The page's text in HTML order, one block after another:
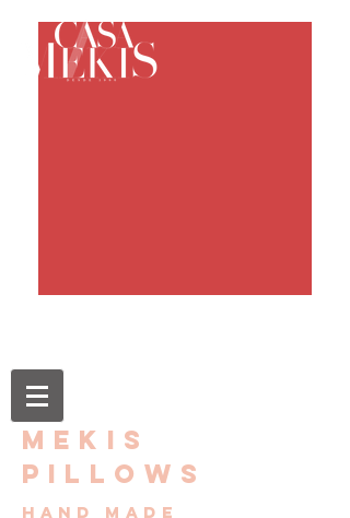
mekis
pillows
Hand made